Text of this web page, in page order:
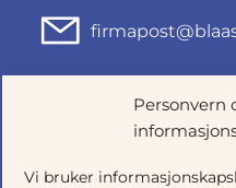
Personvern
Vi bruker
Fjordgata 46,